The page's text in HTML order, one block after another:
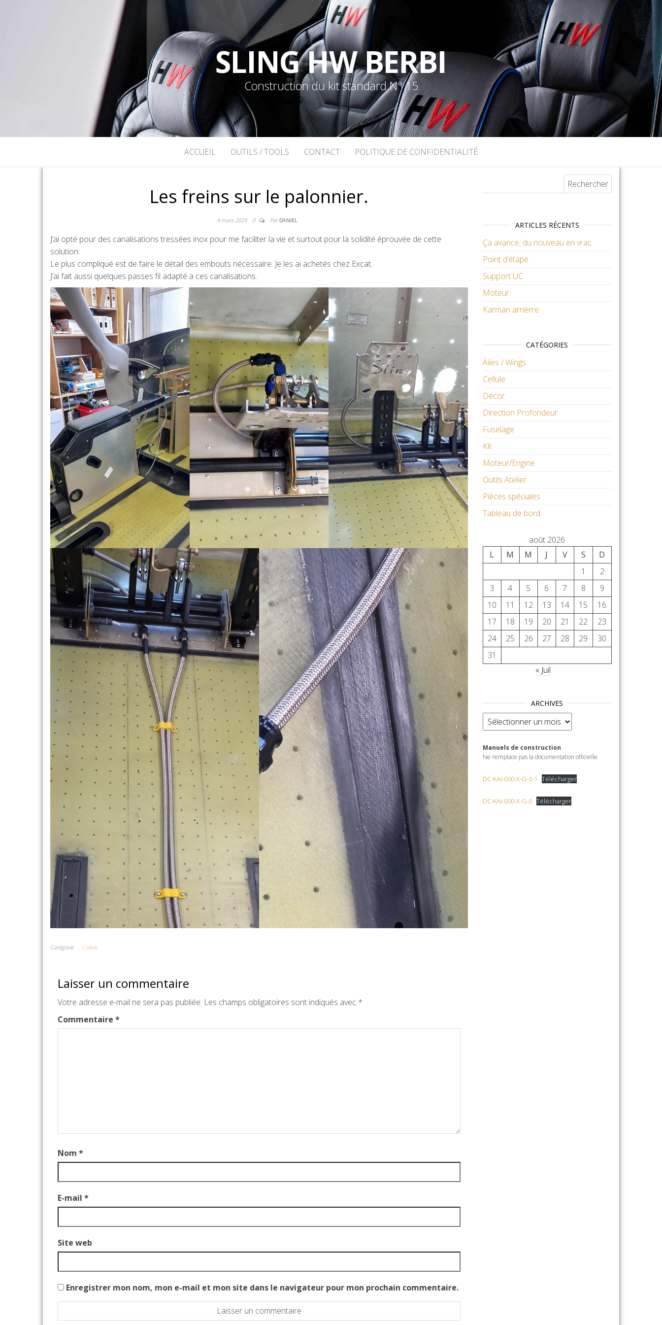
SLING HW BERBI
Construction du kit standard N° 15
ACCUEIL OUTILS / TOOLS CONTACT POLITIQUE DE CONFIDENTIALITÉ
Les freins sur le palonnier.
4 mars 2025 0 ParDANIEL
J’ai opté pour des canalisations tressées inox pour me faciliter la vie et surtout pour la solidité éprouvée de cette
solution.
Le plus compliqué est de faire le détail des embouts nécessaire. Je les ai achetés chez Excat.
J’ai fait aussi quelques passes fil adapté a ces canalisations.
Catégorie Cellule
Laisser un commentaire
Votre adresse e-mail ne sera pas publiée. Les champs obligatoires sont indiqués avec *
Commentaire *
Nom *
E-mail *
Site web
Enregistrer mon nom, mon e-mail et mon site dans le navigateur pour mon prochain commentaire.
ARTICLES RÉCENTS
Ça avance, du nouveau en vrac
Point d’étape
Support UC
Moteur
Karman arrièrre
CATÉGORIES
Ailes / Wings
Cellule
Décor
Direction Profondeur
Fuselage
Kit
Moteur/Engine
Outils Atelier
Pièces spéciales
Tableau de bord
août 2026
L
M M J V S
D
1
2
3
4 5 6 7 8
9
10
11 12 13 14 15
16
17
18 19 20 21 22
23
24
25 26 27 28 29
30
31
« Juil
ARCHIVES
Archives
Manuels de construction
Ne remplace pas la documentation officielle
DC-KAI-000-X-G-0-1 Télécharger
DC-KAI-000-X-G-0 Télécharger